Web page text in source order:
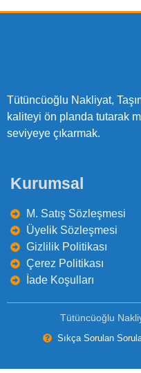
Tütüncüoğlu Nakliyat,
kaliteyi ön planda tutarak
seviyeye çıkarmak.
Kurumsal
M. Satış Sözleşmesi
Üyelik Sözleşmesi
Gizlilik Politikası
Çerez Politikası
İade Koşulları
Tütüncüoğlu
Sıkça Sorulan